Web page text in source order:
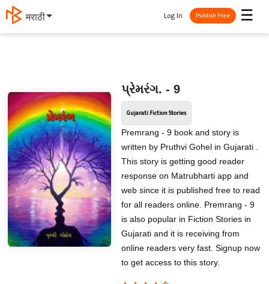
मराठी ☰
Log In Publish Free
પ્રેમરંગ. - 9
Gujarati Fiction Stories
Premrang - 9 book and story is
written by Pruthvi Gohel in Gujarati .
This story is getting good reader
response on Matrubharti app and
web since it is published free to read
for all readers online. Premrang - 9
is also popular in Fiction Stories in
Gujarati and it is receiving from
online readers very fast. Signup now
to get access to this story.